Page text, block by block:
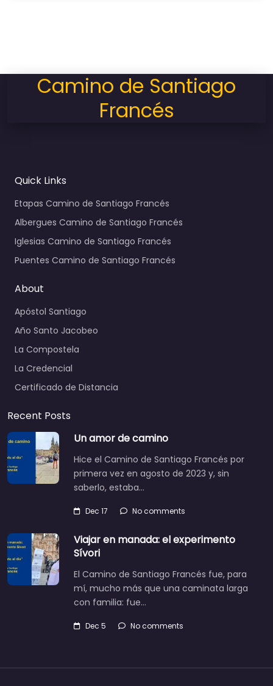
Camino de Santiago
Francés
Quick Links
Etapas Camino de Santiago Francés
Albergues Camino de Santiago Francés
Iglesias Camino de Santiago Francés
Puentes Camino de Santiago Francés
About
Apóstol Santiago
Año Santo Jacobeo
La Compostela
La Credencial
Certificado de Distancia
Recent Posts
Un amor de camino
Hice el Camino de Santiago Francés por
primera vez en agosto de 2023 y, sin
saberlo, estaba…
Dec 17 No comments
Viajar en manada: el experimento
Sívori
El Camino de Santiago Francés fue, para
mí, mucho más que una caminata larga
con familia: fue…
Dec 5 No comments